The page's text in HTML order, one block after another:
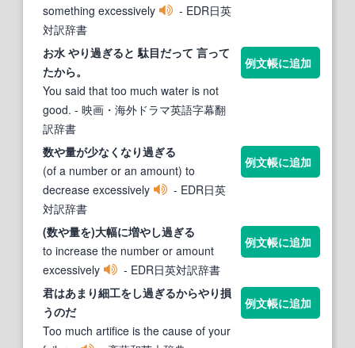
something excessively
- EDR日英
対訳辞書
お水 やり過ぎると 駄目だって 言って
たから。
You said that too much water is not
good. - 映画・海外ドラマ英語字幕翻
訳辞書
例文帳に追加
数や量が少なくなり過ぎる
(of a number or an amount) to
decrease excessively
- EDR日英
対訳辞書
例文帳に追加
(数や量を)大幅に増やし過ぎる
to increase the number or amount
excessively
- EDR日英対訳辞書
例文帳に追加
君はあまり細工をし過ぎるからやり損
うのだ
Too much artifice is the cause of your
例文帳に追加